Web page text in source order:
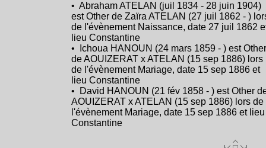
• Abraham ATELAN (juil 1834 - 28 juin 1904)
est Other de Zaïra ATELAN (27 juil 1862 - )
de l'évènement Naissance, date 27 juil 1862
lieu Constantine
• Ichoua HANOUN (24 mars 1859 - ) est Other
de AOUIZERAT x ATELAN (15 sep 1886) lors
de l'évènement Mariage, date 15 sep 1886 et
lieu Constantine
• David HANOUN (21 fév 1858 - ) est Other
AOUIZERAT x ATELAN (15 sep 1886) lors de
l'évènement Mariage, date 15 sep 1886 et lieu
Constantine